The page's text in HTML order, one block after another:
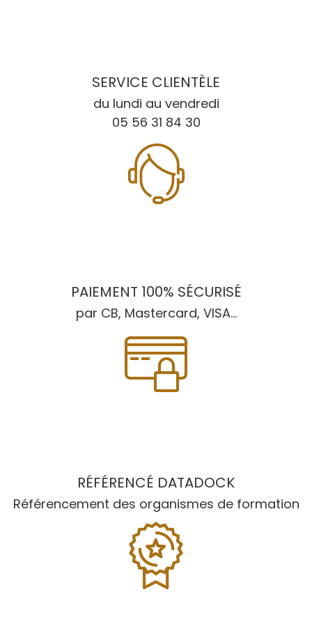
SERVICE CLIENTÈLE
du lundi au vendredi
05 56 31 84 30
PAIEMENT 100% SÉCURISÉ
par CB, Mastercard, VISA...
RÉFÉRENCÉ DATADOCK
Référencement des organismes de formation